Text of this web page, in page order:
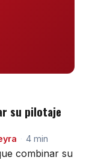
su pilotaje
· 4 min
combinar su